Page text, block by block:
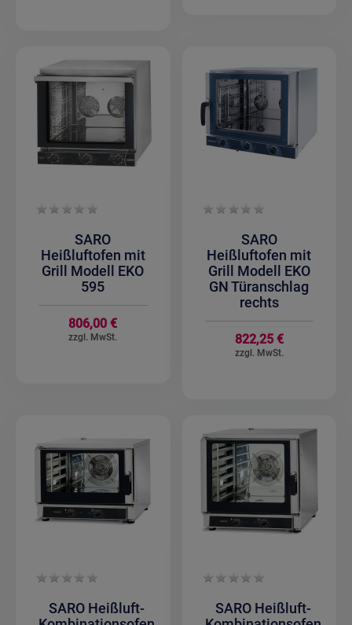
SARO
Heißluftofen mit
Grill Modell EKO
595
806,00 €
SARO
Heißluftofen mit
Grill Modell EKO
GN Türanschlag
rechts
822,25 €
SARO Heißluft-
SARO Heißluft-